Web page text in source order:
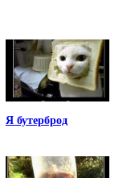
Я бутерброд